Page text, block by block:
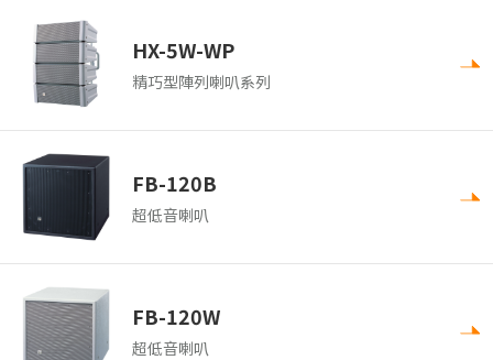
HX-5W-WP
精巧型陣列喇叭系列
FB-120B
超低音喇叭
FB-120W
超低音喇叭